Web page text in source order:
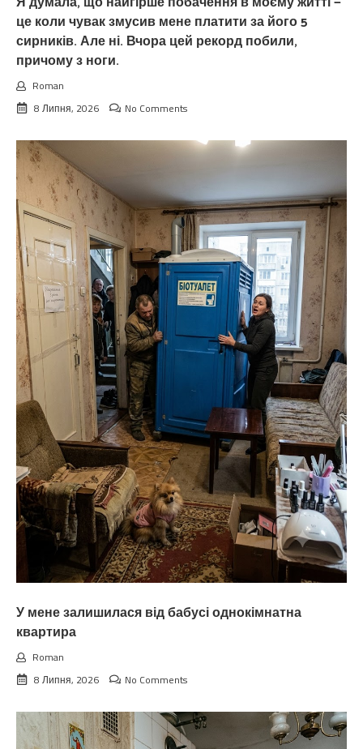
це коли чувак змусив мене платити за його 5
сирників. Але ні. Вчора цей рекорд побили,
причому з ноги.
Roman
8 Липня, 2026
No Comments
У мене залишилася від бабусі однокімнатна
квартира
Roman
8 Липня, 2026
No Comments